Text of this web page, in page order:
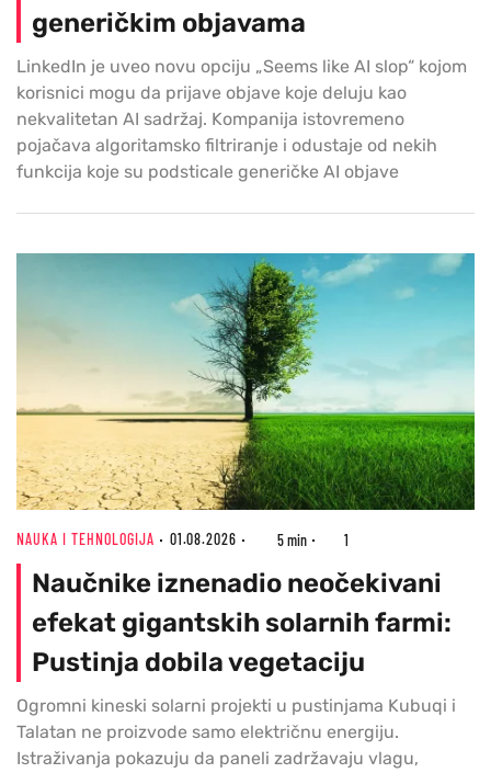
generičkim objavama
LinkedIn je uveo novu opciju „Seems like AI slop“ kojom
korisnici mogu da prijave objave koje deluju kao
nekvalitetan AI sadržaj. Kompanija istovremeno
pojačava algoritamsko filtriranje i odustaje od nekih
funkcija koje su podsticale generičke AI objave
NAUKA I TEHNOLOGIJA 01.08.2026 5 min 1
Naučnike iznenadio neočekivani
efekat gigantskih solarnih farmi:
Pustinja dobila vegetaciju
Ogromni kineski solarni projekti u pustinjama Kubuqi i
Talatan ne proizvode samo električnu energiju.
Istraživanja pokazuju da paneli zadržavaju vlagu,